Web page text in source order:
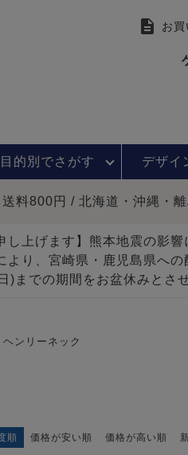
お買
目的別でさがす デザイ
送料800円 / 北海道・沖縄・
し上げます】熊本地震の影
より、宮崎県・鹿児島県へ
)までの期間をお盆休みとさ
ヘンリーネック
順 価格が安い順 価格が高い順